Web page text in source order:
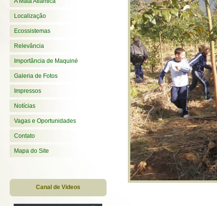
Localização
Ecossistemas
Relevância
Importância de Maquiné
Galeria de Fotos
Impressos
Notícias
Vagas e Oportunidades
Contato
Mapa do Site
Canal de Videos